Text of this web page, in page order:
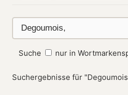
Suche nur in
Suchergebnisse für